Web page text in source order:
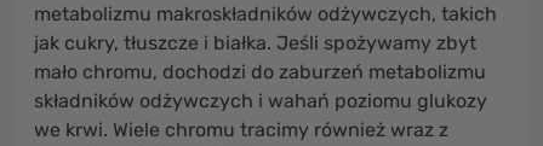
metabolizmu makroskładników odżywczych, takich
jak cukry, tłuszcze i białka. Jeśli spożywamy zbyt
mało chromu, dochodzi do zaburzeń metabolizmu
składników odżywczych i wahań poziomu glukozy
we krwi. Wiele chromu tracimy również wraz z